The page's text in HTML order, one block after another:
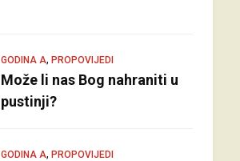
GODINA A, PROPOVIJEDI
Može li nas Bog nahraniti u
pustinji?
GODINA A, PROPOVIJEDI